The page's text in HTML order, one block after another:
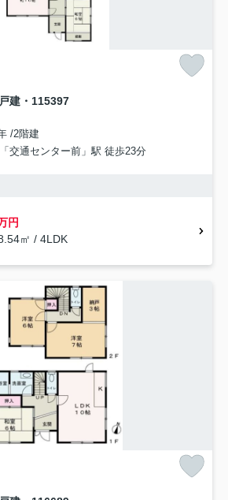
建・115397
/2階建
交通センター前」駅 徒歩23分
円
㎡ / 4LDK